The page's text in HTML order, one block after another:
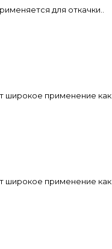
для откачки..
применение как..
применение как..